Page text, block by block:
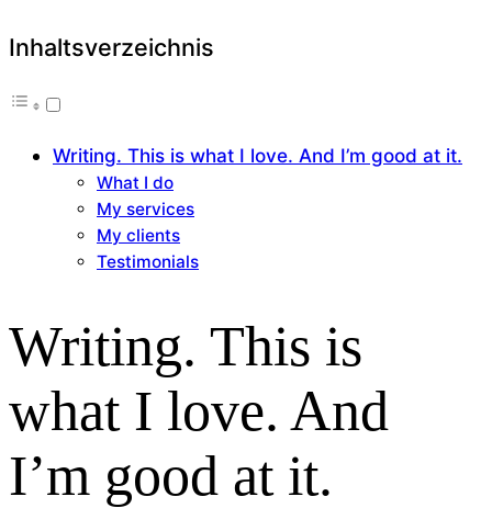
Inhaltsverzeichnis
Writing. This is what I love. And I’m good at it.
What I do
My services
My clients
Testimonials
Writing. This is
what I love. And
I’m good at it.